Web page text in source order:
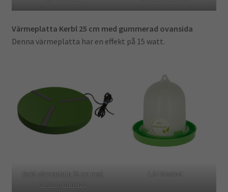
Värmeplatta Kerbl 25 cm med gummerad ovansida
Denna värmeplatta har en effekt på 15 watt.
Kerbl värmeplatta 25 cm med
delvis gummerad
1,5 l bioplast